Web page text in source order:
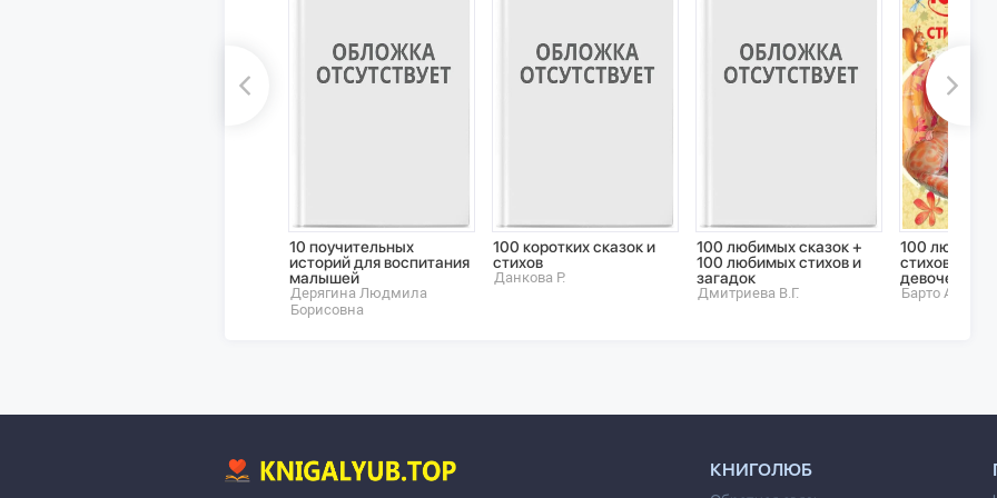
10 поучительных
историй для воспитания
малышей
Дерягина Людмила
Борисовна
100 коротких сказок и
стихов
Данкова Р.
100 любимых сказок +
100 любимых стихов и
загадок
Дмитриева В.Г.
100 любимых
стихов и
девочек
Барто Агния
КНИГОЛЮБ